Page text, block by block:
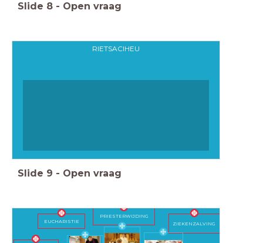
Slide 8 - Open vraag
RIETSACIHEU
Slide 9 - Open vraag
PRIESTERWIJDING
EUCHARISTIE ZIEKENZALVING